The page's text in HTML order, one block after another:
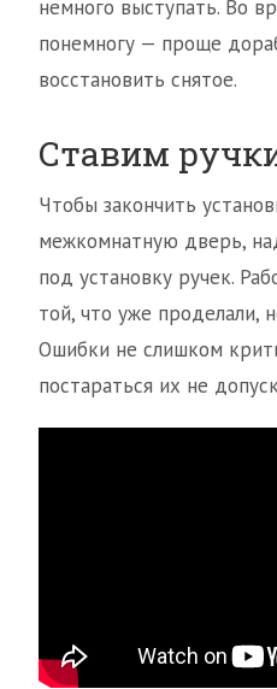
немного выступать. Во
понемногу — проще
восстановить снятое.
Ставим
Чтобы закончить
межкомнатную дверь,
под установку ручек.
той, что уже проделали,
Ошибки не слишком
постараться их не